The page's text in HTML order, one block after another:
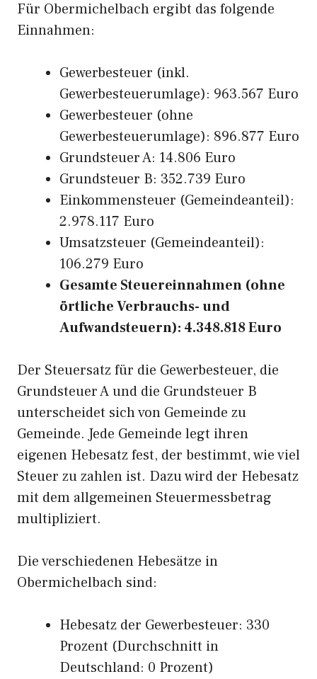
Für Obermichelbach ergibt das folgende
Einnahmen:
Gewerbesteuer (inkl.
Gewerbesteuerumlage): 963.567 Euro
Gewerbesteuer (ohne
Gewerbesteuerumlage): 896.877 Euro
Grundsteuer A: 14.806 Euro
Grundsteuer B: 352.739 Euro
Einkommensteuer (Gemeindeanteil):
2.978.117 Euro
Umsatzsteuer (Gemeindeanteil):
106.279 Euro
Gesamte Steuereinnahmen (ohne
örtliche Verbrauchs- und
Aufwandsteuern): 4.348.818 Euro
Der Steuersatz für die Gewerbesteuer, die
Grundsteuer A und die Grundsteuer B
unterscheidet sich von Gemeinde zu
Gemeinde. Jede Gemeinde legt ihren
eigenen Hebesatz fest, der bestimmt, wie viel
Steuer zu zahlen ist. Dazu wird der Hebesatz
mit dem allgemeinen Steuermessbetrag
multipliziert.
Die verschiedenen Hebesätze in
Obermichelbach sind:
Hebesatz der Gewerbesteuer: 330
Prozent (Durchschnitt in
Deutschland: 0 Prozent)